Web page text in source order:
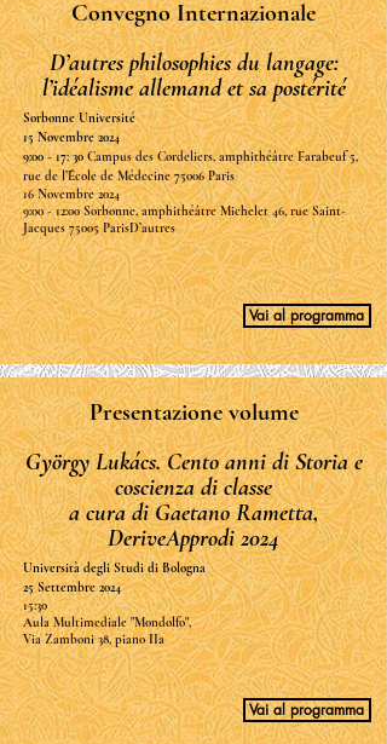
Convegno Internazionale
D’autres philosophies du langage:
l’idéalisme allemand et sa postérité
Sorbonne Université
15 Novembre 2024
9:00 - 17: 30Campus des Cordeliers, amphithéâtre Farabeuf 5,
rue de l’École de Médecine 75006 Paris
16 Novembre 2024
9:00 - 12:00 Sorbonne, amphithéâtre Michelet 46, rue Saint-
Jacques 75005 ParisD’autres
Vai al programma
Presentazione volume
György Lukács. Cento anni di Storia e
coscienza di classe
a cura di Gaetano Rametta,
DeriveApprodi 2024
Università degli Studi di Bologna
25 Settembre 2024
15:30
Aula Multimediale "Mondolfo",
Via Zamboni 38, piano IIa
Vai al programma